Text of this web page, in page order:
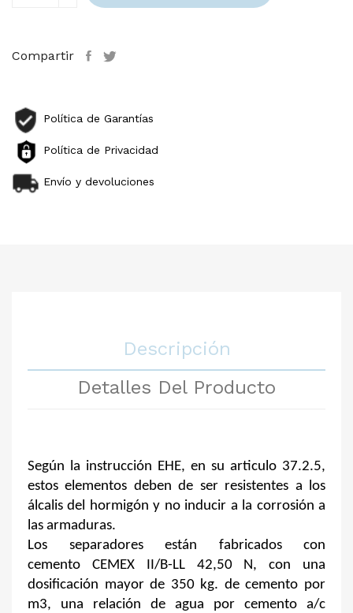
Compartir
Política de Garantías
Política de Privacidad
Envío y devoluciones
Descripción
Detalles Del Producto
Según la instrucción EHE, en su articulo 37.2.5,
estos elementos deben de ser resistentes a los
álcalis del hormigón y no inducir a la corrosión a
las armaduras.
Los separadores están fabricados con
cemento CEMEX II/B-LL 42,50 N, con una
dosificación mayor de 350 kg. de cemento por
m3, una relación de agua por cemento a/c